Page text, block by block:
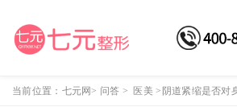
当前位置： 七元网> 问答 > 医美 > 阴道紧缩是否对